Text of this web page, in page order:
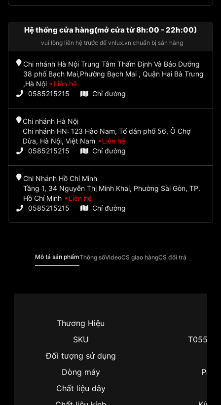
Hệ thống cửa hàng(mở cửa từ 8h:00 - 22h:00)
vui lòng liên hệ trước để vnlux.vn chuẩn bị sẵn hàng
Chi nhánh Hà Nội Trung Tâm Thẩm Định Và Bảo Dưỡng
38 phố Bạch Mai,Phường Bạch Mai , Quận Hai Bà Trưng
,Hà Nội
Liên hệ
0585215215
Chỉ đường
Chi nhánh Hà Nội
Chi nhánh HN: 123 Hào Nam, Tổ dân phố 56, Ô Chợ
Dừa, Hà Nội, Việt Nam
Liên hệ
0585215215
Chỉ đường
Chi Nhánh Hồ Chí Minh
Tầng 1, 34 Nguyễn Thị Minh Khai, Phường Sài Gòn, TP.
Hồ Chí Minh
Liên hệ
0585215215
Chỉ đường
Mô tả sản phẩmThông sốVideoCS giao hàngCS đổi trả
Thương Hiệu
SKU
Đối tượng sử dụng
Dòng máy
Pin /
Chất liệu dây